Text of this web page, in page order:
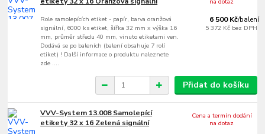
Role samolepících etiket - papír, barva oranžová
signální, 6000 ks etiket, šířka 32 mm x výška 16
mm, průměr středu 40 mm, vinuto etiketami ven.
Dodává se po baleních (balení obsahuje 7 rolí
etiket) ! Další informace o produktu naleznete
zde ....
6 500 Kč/balení
5 372 Kč bez DPH
Přidat do košíku
VVV-System 13.008 Samolepící
etikety 32 x 16 Zelená signální
Cena a termín dodání
na dotaz